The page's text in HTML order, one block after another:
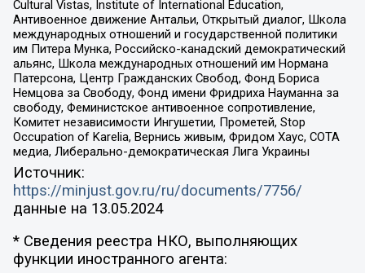
Cultural Vistas, Institute of International Education,
Антивоенное движение Антальи, Открытый диалог, Школа
международных отношений и государственной политики
им Питера Мунка, Российско-канадский демократический
альянс, Школа международных отношений им Нормана
Патерсона, Центр Гражданских Свобод, Фонд Бориса
Немцова за Свободу, Фонд имени Фридриха Науманна за
свободу, Феминистское антивоенное сопротивление,
Комитет независимости Ингушетии, Прометей, Stop
Occupation of Karelia, Вернись живым, Фридом Хаус, СОТА
медиа, Либерально-демократическая Лига Украины
Источник:
https://minjust.gov.ru/ru/documents/7756/
данные на 13.05.2024
* Сведения реестра НКО, выполняющих
функции иностранного агента: